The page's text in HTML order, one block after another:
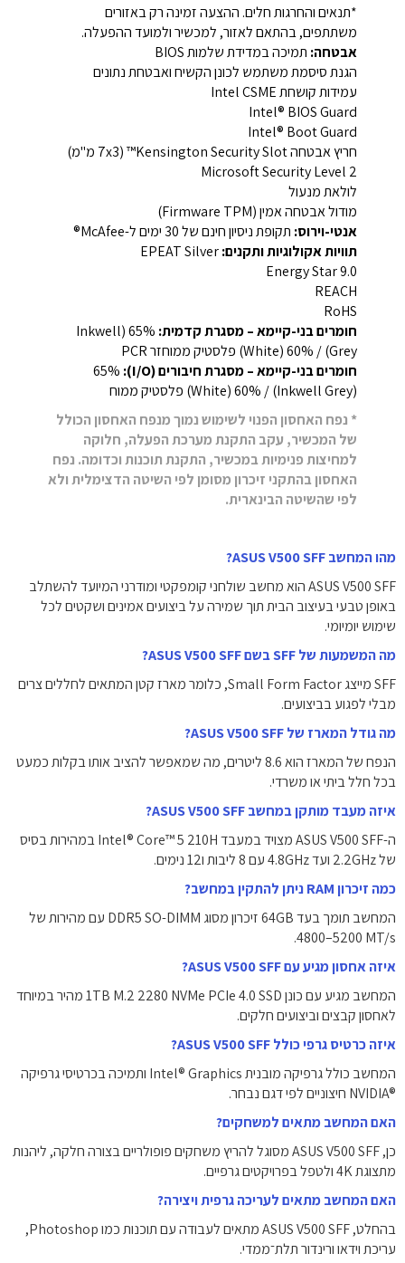
*תנאים והחרגות חלים. ההצעה זמינה רק באזורים
משתתפים, בהתאם לאזור, למכשיר ולמועד ההפעלה.‏
אבטחה: תמיכה במדידת שלמות BIOS‏
הגנת סיסמת משתמש לכונן הקשיח ואבטחת נתונים‏
עמידות קושחת Intel CSME‏‏
Intel® BIOS Guard‏‏
Intel® Boot Guard‏‏
חריץ אבטחה ‏Kensington Security Slot™‏ ‏(‏7x3 מ"מ‏)‏
Microsoft Security Level 2‏‏
לולאת מנעול‏‏
מודול אבטחה אמין ‏(‏Firmware TPM‏)‏
אנטי-וירוס: תקופת ניסיון חינם של 30 ימים ל-McAfee®‏‏
תוויות אקולוגיות ותקנים:
Energy Star 9.0‏‏
REACH‏‏
RoHS‏‏
חומרים בני-קיימא – מסגרת קדמית:
‏65%‏ (Inkwell
Grey)‏ / ‏60%‏ (White)‏ פלסטיק ממוחזר ‏PCR‏
חומרים בני-קיימא – מסגרת חיבורים (I/O):
‏65%‏
(Inkwell Grey)‏ / ‏60%‏ (White)‏ פלסטיק ממוח
* נפח האחסון הפנוי לשימוש נמוך מנפח האחסון הכולל
של המכשיר, עקב התקנת מערכת הפעלה, חלוקה
למחיצות פנימיות במכשיר, התקנת תוכנות וכדומה. נפח
האחסון בהתקני זיכרון מסומן לפי השיטה הדצימלית ולא
לפי שהשיטה הבינארית.
מהו המחשב ASUS V500 SFF?
ASUS V500 SFF הוא מחשב שולחני קומפקטי ומודרני המיועד להשתלב
באופן טבעי בעיצוב הבית תוך שמירה על ביצועים אמינים ושקטים לכל
שימוש יומיומי.
מה המשמעות של SFF בשם ASUS V500 SFF?
SFF מייצג Small Form Factor, כלומר מארז קטן המתאים לחללים צרים
מבלי לפגוע בביצועים.
מה גודל המארז של ASUS V500 SFF?
הנפח של המארז הוא 8.6 ליטרים, מה שמאפשר להציב אותו בקלות כמעט
בכל חלל ביתי או משרדי.
איזה מעבד מותקן במחשב ASUS V500 SFF?
ה-ASUS V500 SFF מצויד במעבד Intel® Core™ 5 210H במהירות בסיס
של ‎2.2GHz‎ ועד ‎4.8GHz‎ עם ‎8 ליבות‎ ו‎12 נימים‎.
כמה זיכרון RAM ניתן להתקין במחשב?
המחשב תומך בעד ‎64GB‎ זיכרון מסוג ‏DDR5 SO-DIMM‏ עם מהירות של
‎4800–5200 MT/s‎.
איזה אחסון מגיע עם ASUS V500 SFF?
המחשב מגיע עם כונן ‎1TB M.2 2280 NVMe PCIe 4.0 SSD‎ מהיר במיוחד
לאחסון קבצים וביצועים חלקים.
איזה כרטיס גרפי כולל ASUS V500 SFF?
המחשב כולל גרפיקה מובנית Intel® Graphics ותמיכה בכרטיסי גרפיקה
האם המחשב מתאים למשחקים?
כן, ASUS V500 SFF מסוגל להריץ משחקים פופולריים בצורה חלקה, ליהנות
מתצוגת ‎4K‎ ולטפל בפרויקטים גרפיים.
האם המחשב מתאים לעריכה גרפית ויצירה?
בהחלט, ‏ASUS V500 SFF מתאים לעבודה עם תוכנות כמו Photoshop,
עריכת וידאו ורינדור תלת־ממדי.